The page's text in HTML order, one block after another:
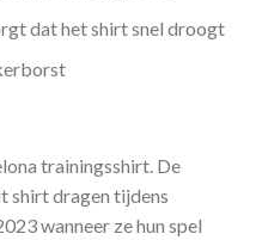
dat het shirt snel droogt
trainingsshirt. De
shirt dragen tijdens
wanneer ze hun spel